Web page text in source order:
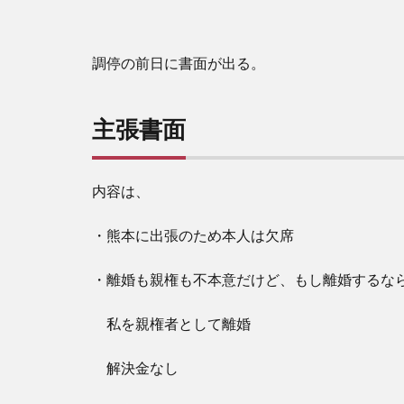
調停の前日に書面が出る。
主張書面
内容は、
・熊本に出張のため本人は欠席
・離婚も親権も不本意だけど、もし離婚するな
私を親権者として離婚
解決金なし